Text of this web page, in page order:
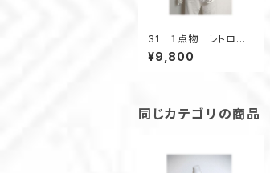
31 １点物 レトロ
衿 大きな衿 デッドス
トック浴衣 昭和レト
¥9,800
同じカテゴリの商品